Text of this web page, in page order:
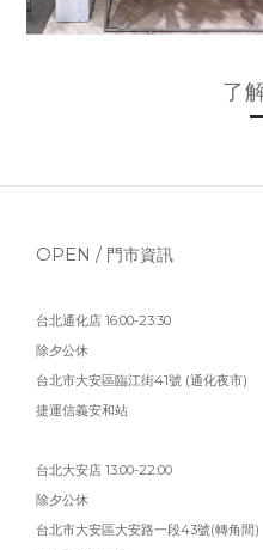
了
OPEN / 門市資訊
台北通化店 16:00-23:30
除夕公休
台北市大安區臨江街41號 (通化夜市)
捷運信義安和站
台北大安店 13:00-22:00
除夕公休
台北市大安區大安路一段43號(轉角間)